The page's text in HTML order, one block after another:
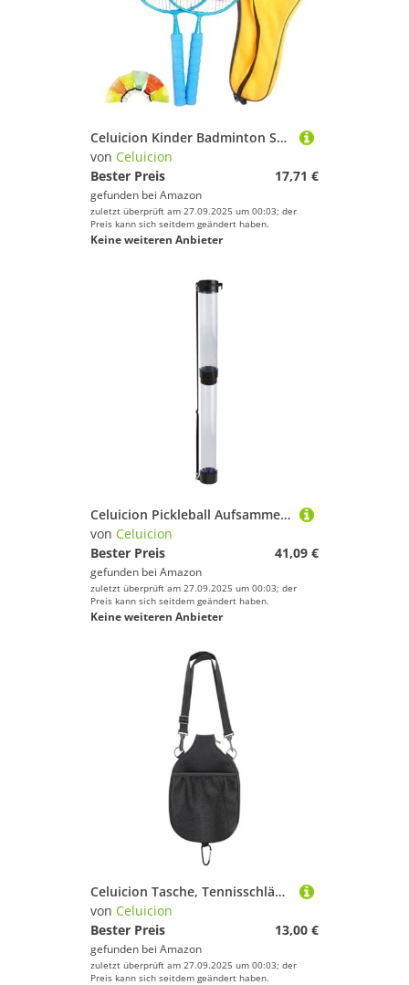
Celuicion Kinder Badminton Set, Badmintonset Kinder Jugendliche, Leichter Tennisschläger Für 3-7 Jahre Sporttraining Outdoor Rasenspiele Familienspaß Schule Sportunterricht Freizeit Garten Hinterhof
von Celuicion
Bester Preis
17,71 €
gefunden bei Amazon
zuletzt überprüft am 27.09.2025 um 00:03; der
Preis kann sich seitdem geändert haben.
Keine weiteren Anbieter
Celuicion Pickleball Aufsammelhilfe - Tennisball Sammler | Tragbarer Pickleball Aufnehmer Mit Schultergurt Für Tennisplätze Und Kurse
von Celuicion
Bester Preis
41,09 €
gefunden bei Amazon
zuletzt überprüft am 27.09.2025 um 00:03; der
Preis kann sich seitdem geändert haben.
Keine weiteren Anbieter
Celuicion Tasche, Tennisschläger Umhängetasche, Schulterrucksack Mit Verstellbarem Trageriemen Für Tennis Badminton Reise Spieler Anfänger Trainer Fitness Sport
von Celuicion
Bester Preis
13,00 €
gefunden bei Amazon
zuletzt überprüft am 27.09.2025 um 00:03; der
Preis kann sich seitdem geändert haben.